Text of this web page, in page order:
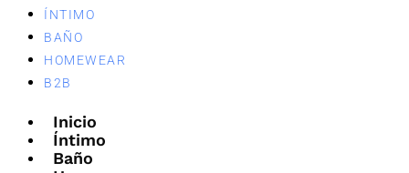
ÍNTIMO
BAÑO
HOMEWEAR
B2B
Inicio
Íntimo
Baño